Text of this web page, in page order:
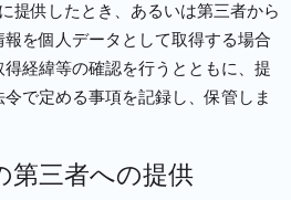
提供したとき、あるいは第三者から
を個人データとして取得する場合
経緯等の確認を行うとともに、提
で定める事項を記録し、保管しま
第三者への提供